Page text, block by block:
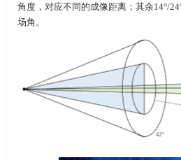
角度，对应不同的成像距离；其余14°/24
场角。